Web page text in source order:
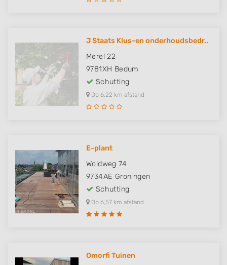
J Staats Klus-en onderhoudsbedr..
Merel 22
9781XH Bedum
Schutting
Op 6,22 km afstand
E-plant
Woldweg 74
9734AE Groningen
Schutting
Op 6,57 km afstand
Omorfi Tuinen